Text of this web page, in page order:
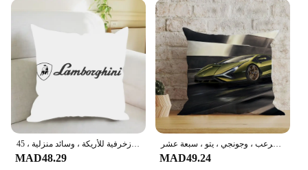
Shape or Size: Available in various sizes to fit
different furniture types
Performance and Property: Durable and easy to
maintain
Parts and Accessories: Comes as a set with multiple
pieces for a complete look
Features:
**Elegant Craftsmanship and Versatility**
The كفرات لمبرجيني غطاء وسادة set is a testament
to the timeless beauty of Moroccan culture. These
covers and cushions are not just pieces of furniture;
MAD48.29 MAD49.24